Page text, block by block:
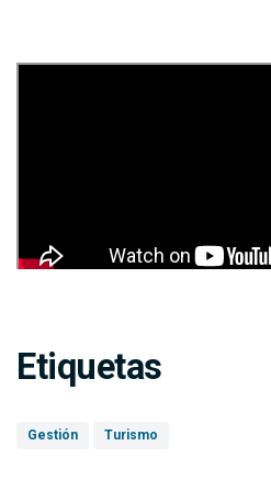
Etiquetas
Gestión Turismo